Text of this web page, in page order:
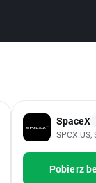
SpaceX
Pobierz